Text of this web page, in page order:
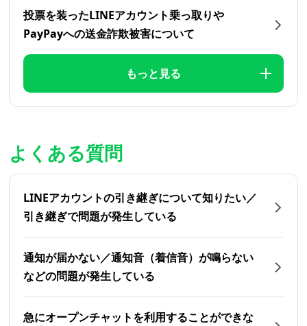
投票を装ったLINEアカウント乗っ取りや
PayPayへの送金詐欺被害について
もっと見る
よくある質問
LINEアカウントの引き継ぎについて知りたい／
引き継ぎで問題が発生している
通知が届かない／通知音（着信音）が鳴らない
などの問題が発生している
急にオープンチャットを利用することができな